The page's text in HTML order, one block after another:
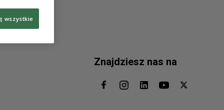
Znajdziesz nas na
wszystkie